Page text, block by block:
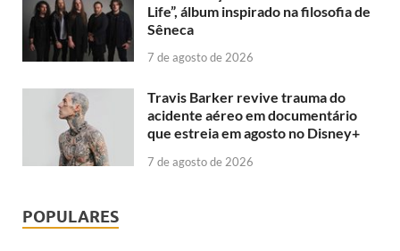
Life”, álbum inspirado na filosofia de
Sêneca
7 de agosto de 2026
Travis Barker revive trauma do
acidente aéreo em documentário
que estreia em agosto no Disney+
7 de agosto de 2026
POPULARES